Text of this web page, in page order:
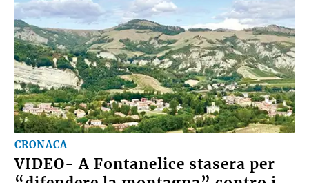
CRONACA
VIDEO- A Fontanelice stasera per